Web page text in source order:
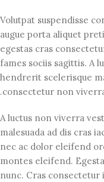
Volutpat suspendisse
augue porta aliquet
egestas cras
fames sociis sagittis. A
hendrerit scelerisque
consectetur non
A luctus non viverra
malesuada ad dis cras
nec ac dolor eleifend
montes eleifend.
nunc. Cras consectetur